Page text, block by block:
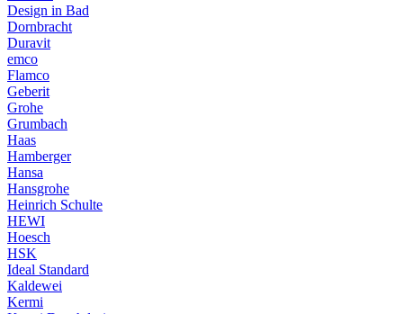
Design in Bad
Dornbracht
Duravit
emco
Flamco
Geberit
Grohe
Grumbach
Haas
Hamberger
Hansa
Hansgrohe
Heinrich Schulte
HEWI
Hoesch
HSK
Ideal Standard
Kaldewei
Kermi